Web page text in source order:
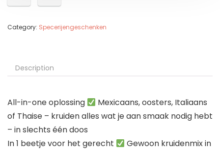
Category: Specerijengeschenken
Description
All-in-one oplossing
Mexicaans, oosters, Italiaans
of Thaise – kruiden alles wat je aan smaak nodig hebt
– in slechts één doos
In 1 beetje voor het gerecht
Gewoon kruidenmix in